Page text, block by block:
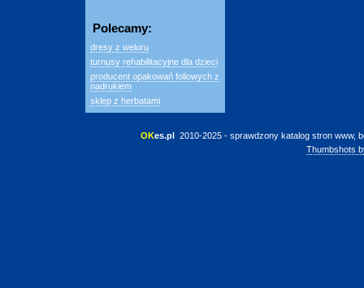
Polecamy:
dresy z weluru
turnusy rehabilitacyjne dla dzieci
producent opakowań foliowych z
nadrukiem
sklep z herbatami
OKes.pl 2010-2025 - sprawdzony katalog stron www,
Thumbshots